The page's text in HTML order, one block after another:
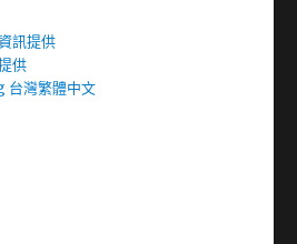
訊提供
供
灣繁體中文